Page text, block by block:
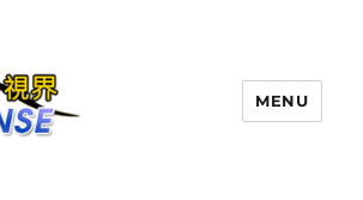
MENU